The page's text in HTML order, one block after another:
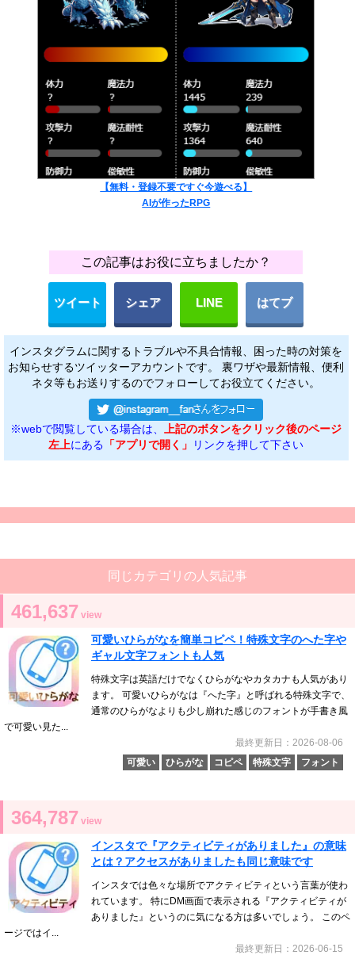
【無料・登録不要ですぐ今遊べる】
AIが作ったRPG
この記事はお役に立ちましたか？
ツイート シェア LINE はてブ
インスタグラムに関するトラブルや不具合情報、困った時の対策を
お知らせするツイッターアカウントです。 裏ワザや最新情報、便利
ネタ等もお送りするのでフォローしてお役立てください。
※webで閲覧している場合は、
上記のボタンをクリック後のページ
左上にある 「アプリで開く」 リンクを押して下さい
同じカテゴリの人気記事
461,637 view
可愛いひらがなを簡単コピペ！特殊文字のへた字や
ギャル文字フォントも人気
特殊文字は英語だけでなくひらがなやカタカナも人気があり
ます。 可愛いひらがなは『へた字』と呼ばれる特殊文字で、
通常のひらがなよりも少し崩れた感じのフォントが手書き風
で可愛い見た...
最終更新日：2026-08-06
可愛い
ひらがな コピペ 特殊文字 フォント
364,787 view
インスタで『アクティビティがありました』の意味
とは？アクセスがありましたも同じ意味です
インスタでは色々な場所でアクティビティという言葉が使わ
れています。 特にDM画面で表示される『アクティビティが
ありました』というのに気になる方は多いでしょう。 このペ
ージではイ...
最終更新日：2026-06-15